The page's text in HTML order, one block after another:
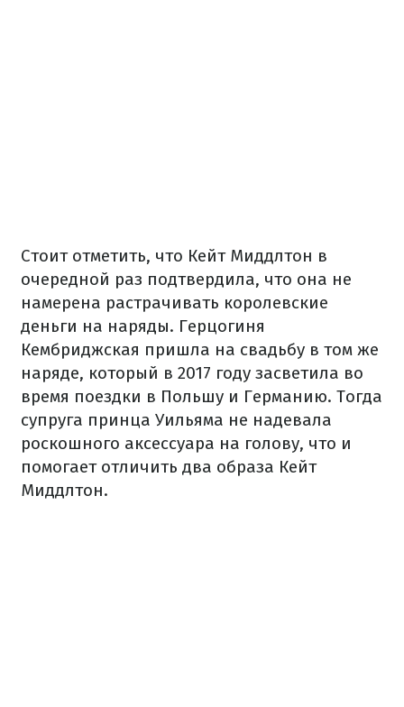
Стоит отметить, что Кейт Миддлтон в
очередной раз подтвердила, что она не
намерена растрачивать королевские
деньги на наряды. Герцогиня
Кембриджская пришла на свадьбу в том же
наряде, который в 2017 году засветила во
время поездки в Польшу и Германию. Тогда
супруга принца Уильяма не надевала
роскошного аксессуара на голову, что и
помогает отличить два образа Кейт
Миддлтон.